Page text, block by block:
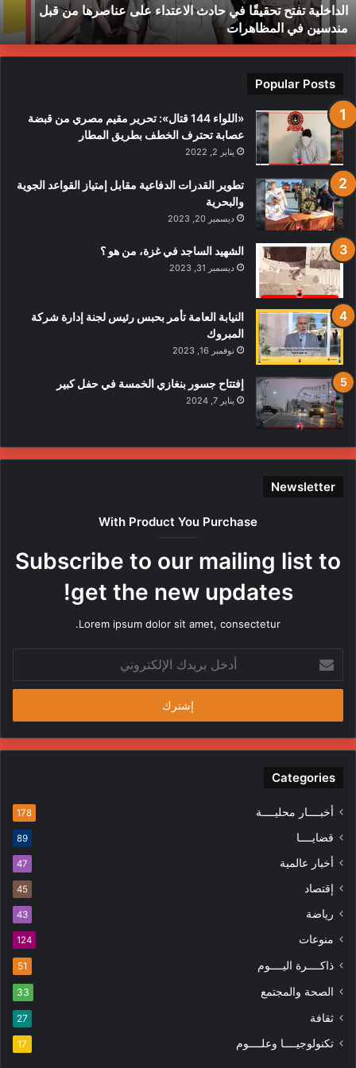
من
قبل
مندسين
في
المظاهرات
الداخلية تفتح تحقيقًا في حادث الاعتداء على عناصرها من قبل
مندسين في المظاهرات
Popular Posts
«اللواء 144 قتال»: تحرير مقيم مصري من قبضة
عصابة تحترف الخطف بطريق المطار
يناير 2, 2022
تطوير القدرات الدفاعية مقابل إمتياز القواعد الجوية
والبحرية
ديسمبر 20, 2023
الشهيد الساجد في غزة، من هو ؟
ديسمبر 31, 2023
النيابة العامة تأمر بحبس رئيس لجنة إدارة شركة
المبروك
نوفمبر 16, 2023
إفتتاح جسور بنغازي الخمسة في حفل كبير
يناير 7, 2024
Newsletter
With Product You Purchase
Subscribe to our mailing list to
get the new updates!
Lorem ipsum dolor sit amet, consectetur.
بريدك
الإلكتروني
Categories
أخبــــار محليــــة 178
قضايــــا 89
أخبار عالمية 47
إقتصاد 45
رياضة 43
منوعات 124
ذاكــــرة اليــــوم 51
الصحة والمجتمع 33
ثقافة 27
تكنولوجيــــا وعلــــوم 17